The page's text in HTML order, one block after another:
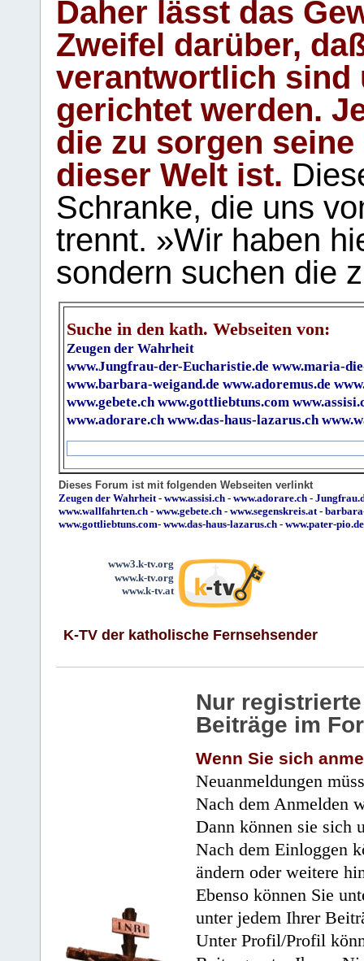
Daher lässt das
Zweifel darüber,
verantwortlich sind
gerichtet werden.
die zu sorgen
dieser Welt ist.
Schranke, die uns
trennt. »Wir haben
sondern suchen die
Suche in den kath. Webseiten von:
Zeugen der Wahrheit
www.Jungfrau-der-Eucharistie.de www.maria-
www.barbara-weigand.de www.adoremus.de
www.gebete.ch www.gottliebtuns.com
www.adorare.ch www.das-haus-lazarus.ch
Dieses Forum ist mit folgenden Webseiten verlinkt
Zeugen der Wahrheit - www.assisi.ch - www.adorare.ch -
www.wallfahrten.ch - www.gebete.ch - www.segenskreis.at -
www.gottliebtuns.com- www.das-haus-lazarus.ch - www.pater-pio.de
www3.k-tv.org
www.k-tv.org
www.k-tv.at
K-TV der katholische Fernsehsender
Nur
Beiträge im
Wenn Sie sich
Neuanmeldungen
Nach dem Anmelden
Dann können sie sich
Nach dem Einloggen
ändern oder weitere
Ebenso können Sie
unter jedem Ihrer
Unter Profil/Profil